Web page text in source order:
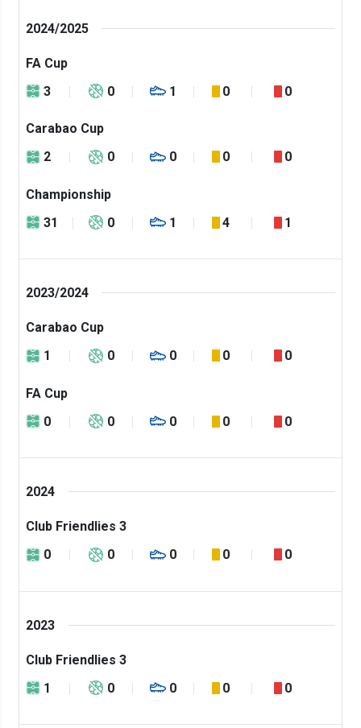
2024/2025
FA Cup
3
0 1 0 0
Carabao Cup
2
0 0 0 0
Championship
31
0 1 4 1
2023/2024
Carabao Cup
1
0 0 0 0
FA Cup
0
0 0 0 0
2024
Club Friendlies 3
0
0 0 0 0
2023
Club Friendlies 3
1
0 0 0 0